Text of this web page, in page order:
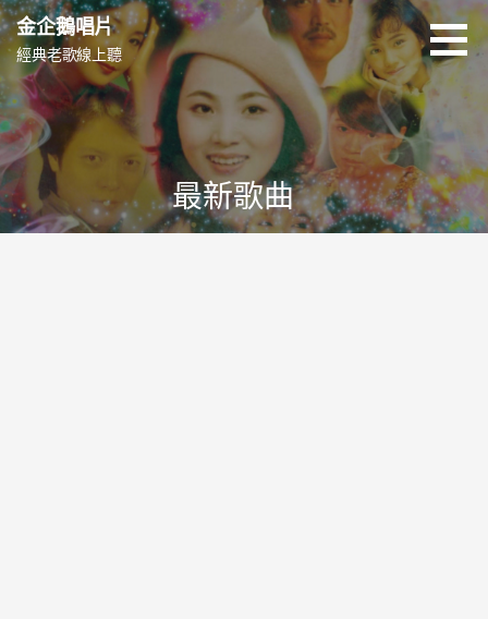
跳
至
主
要
內
容
金企鵝唱片
經典老歌線上聽
最新歌曲